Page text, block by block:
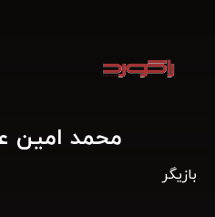
محمد امین
بازیگر